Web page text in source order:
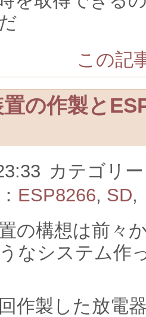
この記
の作製と
カテゴリ
ESP8266, SD,
の構想は前々
なシステム作
作製した放電